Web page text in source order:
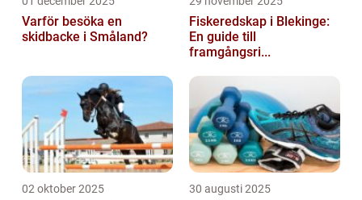
Varför besöka en
skidbacke i Småland?
Fiskeredskap i Blekinge:
En guide till
framgångsri...
02 oktober 2025 30 augusti 2025